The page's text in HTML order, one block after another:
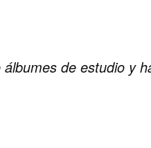
de estudio y